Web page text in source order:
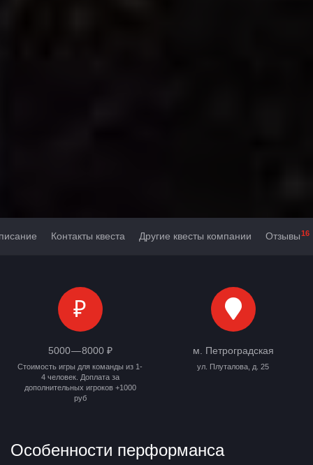
Контакты квеста Другие квесты компании Отзывы16
₽
5000 — 8000 ₽
Стоимость игры для команды из 1-
4 человек. Доплата за
дополнительных игроков +1000
руб
м. Петроградская
ул. Плуталова, д. 25
Особенности перформанса